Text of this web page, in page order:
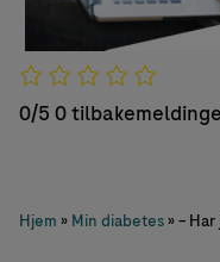
0/5 0
Hjem » Min diabetes»–